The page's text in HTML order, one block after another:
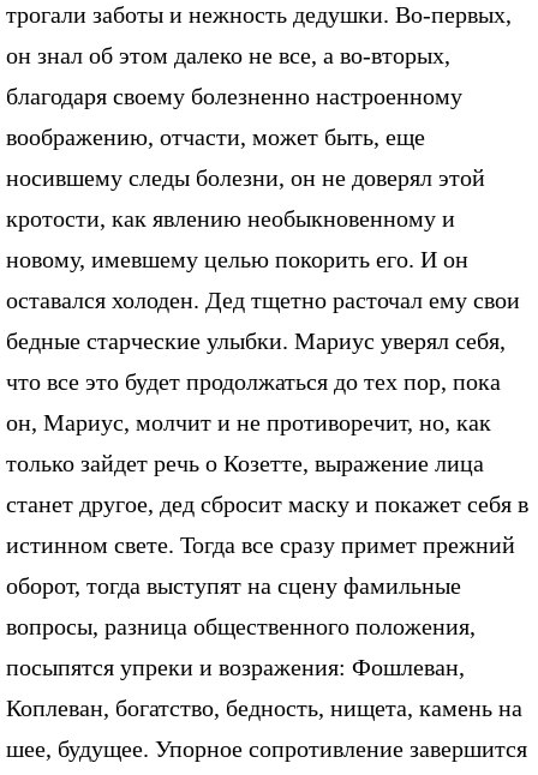
трогали заботы и нежность дедушки. Во-первых,
он знал об этом далеко не все, а во-вторых,
благодаря своему болезненно настроенному
воображению, отчасти, может быть, еще
носившему следы болезни, он не доверял этой
кротости, как явлению необыкновенному и
новому, имевшему целью покорить его. И он
оставался холоден. Дед тщетно расточал ему свои
бедные старческие улыбки. Мариус уверял себя,
что все это будет продолжаться до тех пор, пока
он, Мариус, молчит и не противоречит, но, как
только зайдет речь о Козетте, выражение лица
станет другое, дед сбросит маску и покажет себя в
истинном свете. Тогда все сразу примет прежний
оборот, тогда выступят на сцену фамильные
вопросы, разница общественного положения,
посыпятся упреки и возражения: Фошлеван,
Коплеван, богатство, бедность, нищета, камень на
шее, будущее. Упорное сопротивление завершится